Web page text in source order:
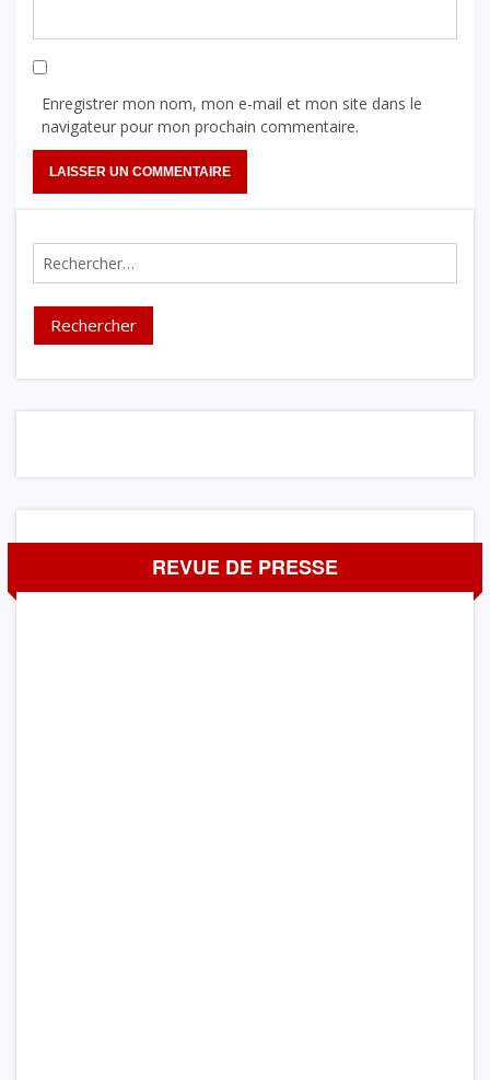
Enregistrer mon nom, mon e-mail et mon site dans le
navigateur pour mon prochain commentaire.
Rechercher :
REVUE DE PRESSE